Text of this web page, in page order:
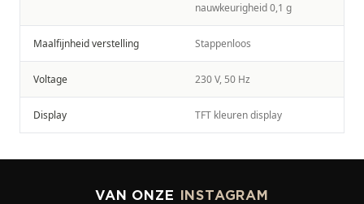
nauwkeurigheid 0,1 g
Maalfijnheid verstelling Stappenloos
Voltage 230 V, 50 Hz
Display TFT kleuren display
VAN ONZE INSTAGRAM